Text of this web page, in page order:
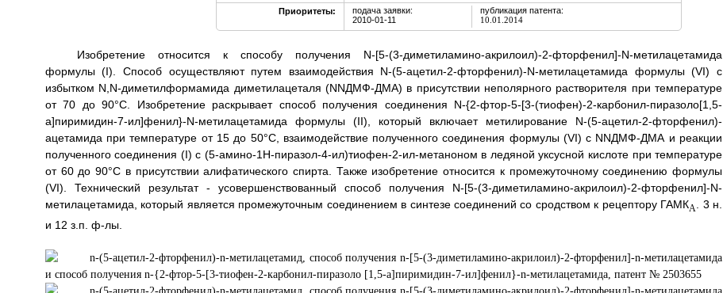
Приоритеты:
подача заявки:
2010-01-11
публикация патента:
10.01.2014
Изобретение относится к способу получения N-[5-(3-диметиламино-акрилоил)-2-фторфенил]-N-метилацетамида
формулы (I). Способ осуществляют путем взаимодействия N-(5-ацетил-2-фторфенил)-N-метилацетамида формулы (VI) с
избытком N,N-диметилформамида диметилацеталя (NNДМФ-ДМА) в присутствии неполярного растворителя при температуре
от 70 до 90°С. Изобретение раскрывает способ получения соединения N-{2-фтор-5-[3-(тиофен)-2-карбонил-пиразоло[1,5-
а]пиримидин-7-ил]фенил}-N-метилацетамида формулы (II), который включает метилирование N-(5-ацетил-2-фторфенил)-
ацетамида при температуре от 15 до 50°С, взаимодействие полученного соединения формулы (VI) с NNДМФ-ДМА и реакции
полученного соединения (I) с (5-амино-1Н-пиразол-4-ил)тиофен-2-ил-метаноном в ледяной уксусной кислоте при температуре
от 60 до 90°С в присутствии алифатического спирта. Также изобретение относится к промежуточному соединению формулы
(VI). Технический результат - усовершенствованный способ получения N-[5-(3-диметиламино-акрилоил)-2-фторфенил]-N-
метилацетамида, который является промежуточным соединением в синтезе соединений со сродством к рецептору ГАМКА
. 3 н.
и 12 з.п. ф-лы.